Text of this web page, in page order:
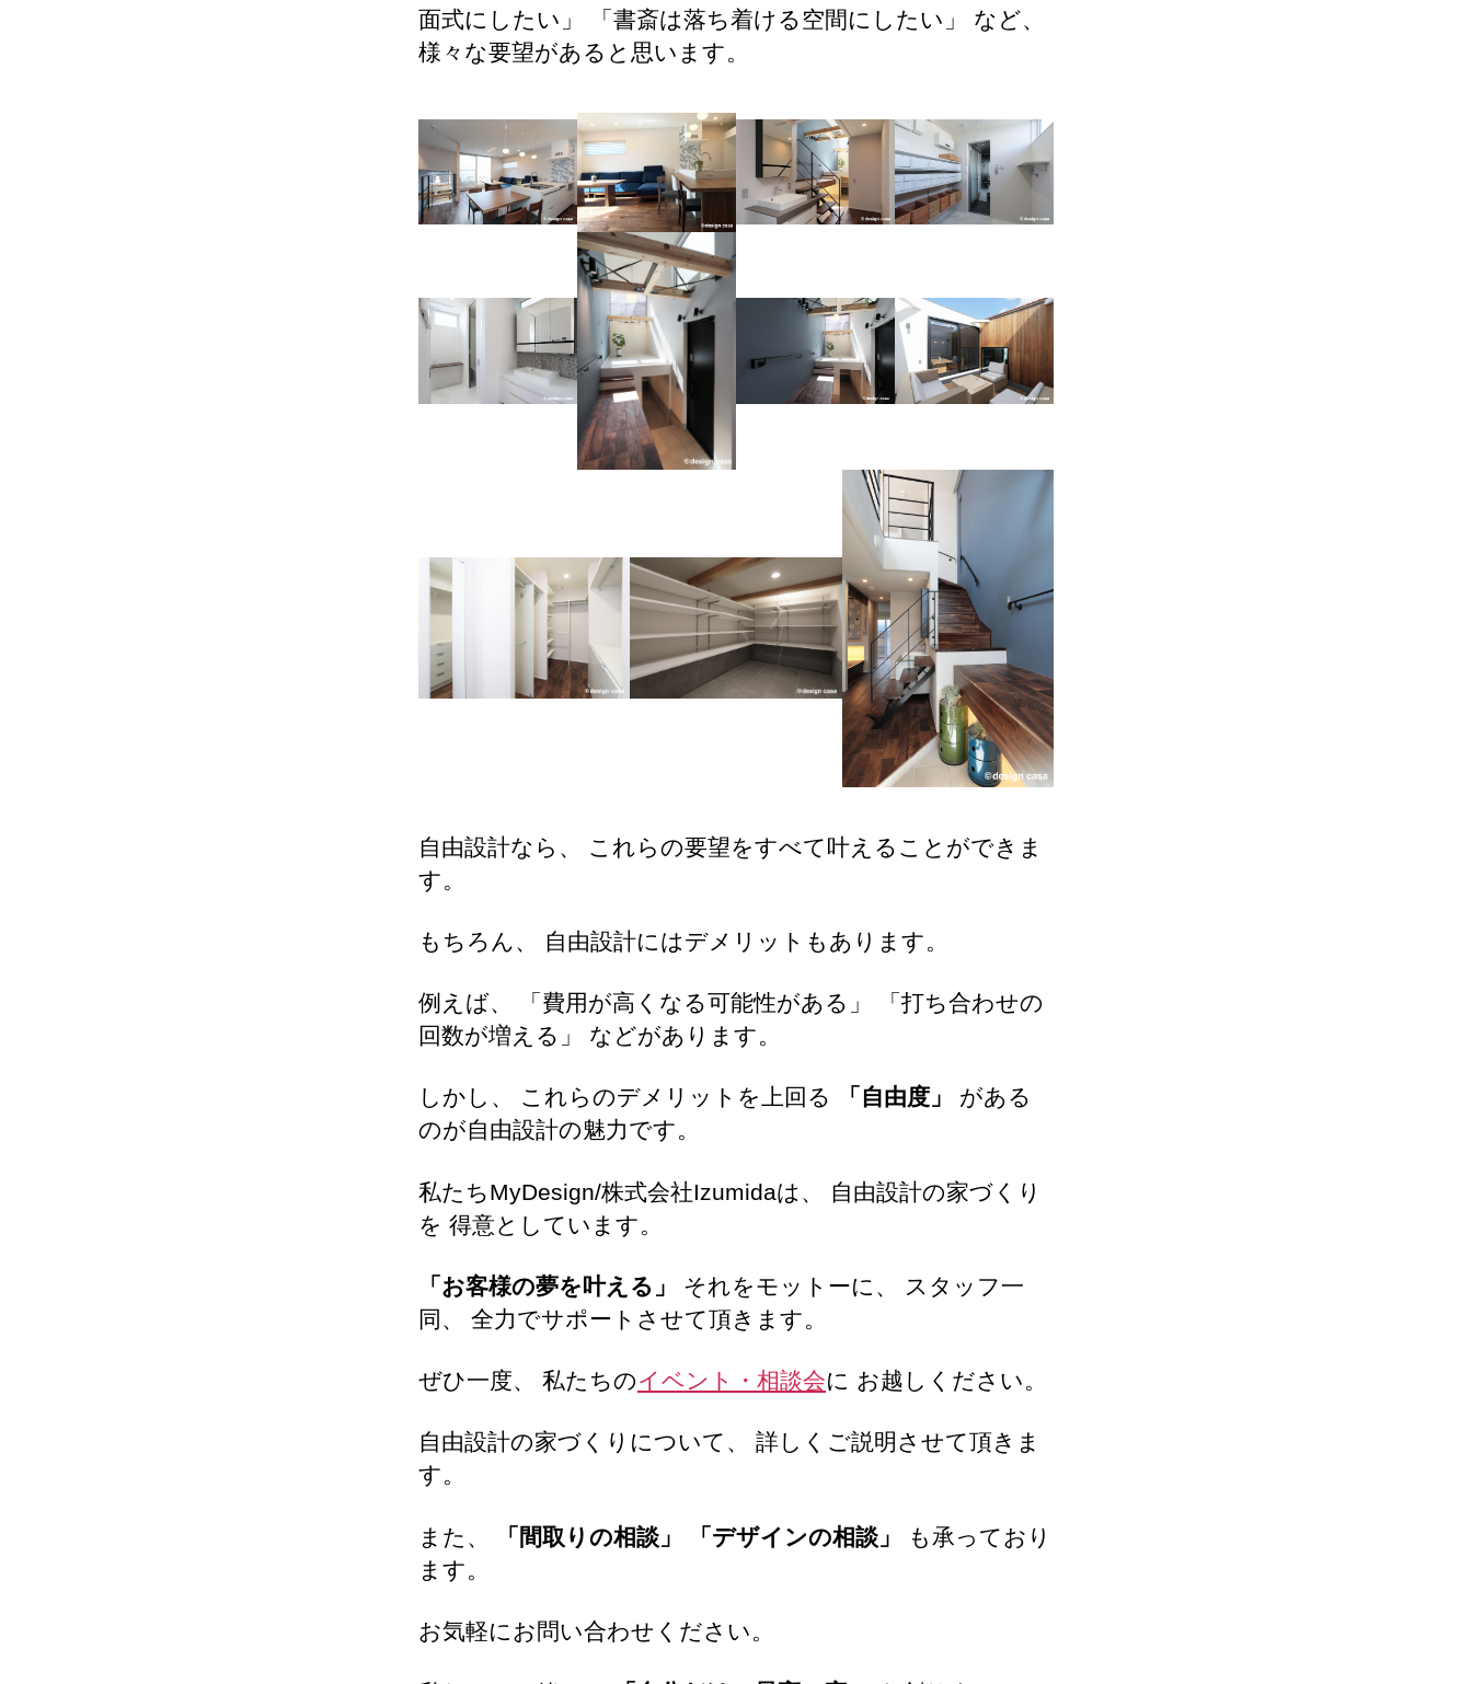
面式にしたい」 「書斎は落ち着ける空間にしたい」 など、
様々な要望があると思います。
自由設計なら、 これらの要望をすべて叶えることができま
す。
もちろん、 自由設計にはデメリットもあります。
例えば、 「費用が高くなる可能性がある」 「打ち合わせの
回数が増える」 などがあります。
しかし、 これらのデメリットを上回る 「自由度」
がある
のが自由設計の魅力です。
私たちMyDesign/株式会社Izumidaは、 自由設計の家づくり
を 得意としています。
「お客様の夢を叶える」
それをモットーに、 スタッフ一
同、 全力でサポートさせて頂きます。
ぜひ一度、 私たちのイベント・相談会に お越しください。
自由設計の家づくりについて、 詳しくご説明させて頂きま
す。
また、 「間取りの相談」 「デザインの相談」
も承っており
ます。
お気軽にお問い合わせください。